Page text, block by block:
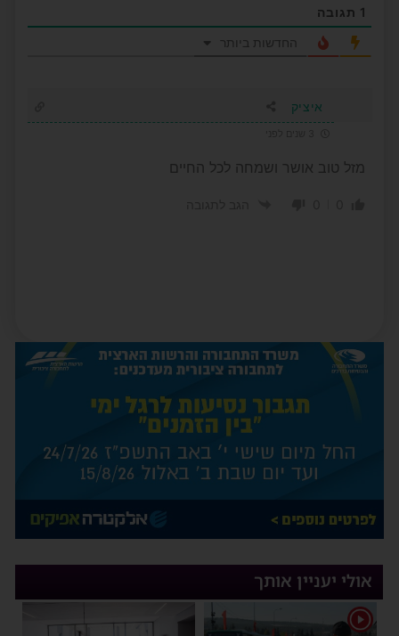
1 תגובה
החדשות ביותר
איציק
מזל טוב אושר ושמחה לכל החיים
אולי יעניין אותך
1